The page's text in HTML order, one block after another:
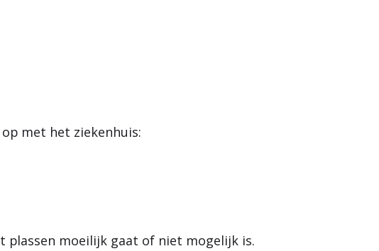
met het ziekenhuis:
plassen moeilijk gaat of niet mogelijk is.